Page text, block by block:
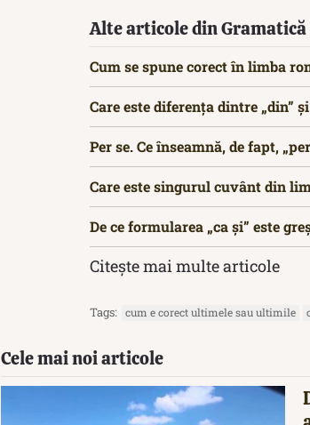
Alte articole din
Cum se spune corect în limba
Care este diferența dintre „din”
Per se. Ce înseamnă, de fapt,
Care este singurul cuvânt din
De ce formularea „ca și” este
Citește mai multe articole
Tags: cum e corect ultimele sau ultimile
Cele mai noi articole